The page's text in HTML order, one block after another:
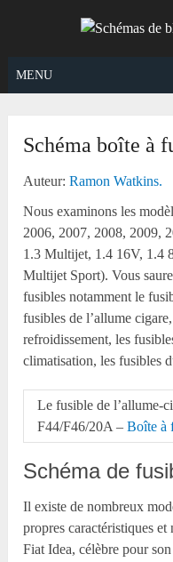
MENU
Schéma boîte à
Auteur:Ramon Watkins.
Nous examinons les
2006, 2007, 2008, 2009,
1.3 Multijet, 1.4 16V, 1.4
Multijet Sport). Vous
fusibles notamment le
fusibles de l’allume
refroidissement, les
climatisation, les fusibles
Le fusible de l’allume-
F44/F46/20A –Boîte à
Schéma de
Il existe de nombreux
propres caractéristiques et
Fiat Idea, célèbre pour